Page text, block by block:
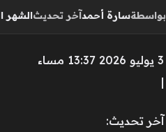
بواسطةسارة أحمدآخر تحديثالشهر
3 يوليو 2026 13:37 مساء
|
آخر تحديث: